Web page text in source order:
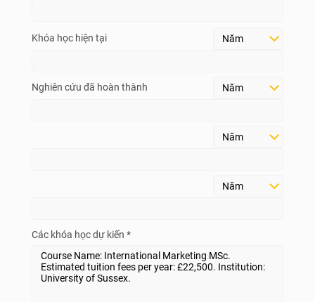
Khóa học hiện tại
Nghiên cứu đã hoàn thành
Các khóa học dự kiến *